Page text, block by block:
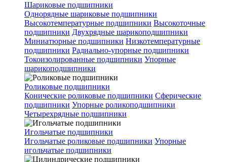
Шариковые подшипники
Однорядные шариковые подшипники
Высокотемпературные подшипники Высокоточные
подшипники Двухрядные шарикоподшипники
Миниатюрные подшипники Низкотемпературные
подшипники Радиально-упорные подшипники
Токоизолированные подшипники Упорные
шарикоподшипники
Роликовые подшипники
Конические роликовые подшипники Сферические
подшипники Упорные роликоподшипники
Четырехрядные подшипники
Игольчатые подшипники
Игольчатые роликовые подшипники Упорные
игольчатые подшипники